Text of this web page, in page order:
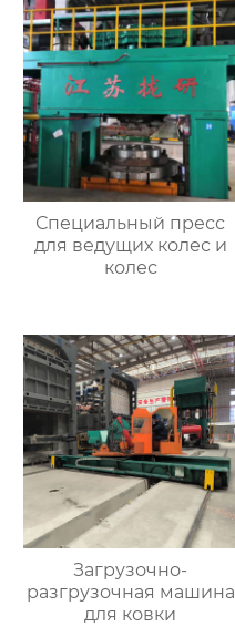
Специальный пресс
для ведущих колес и
колес
Загрузочно-
разгрузочная машина
для ковки